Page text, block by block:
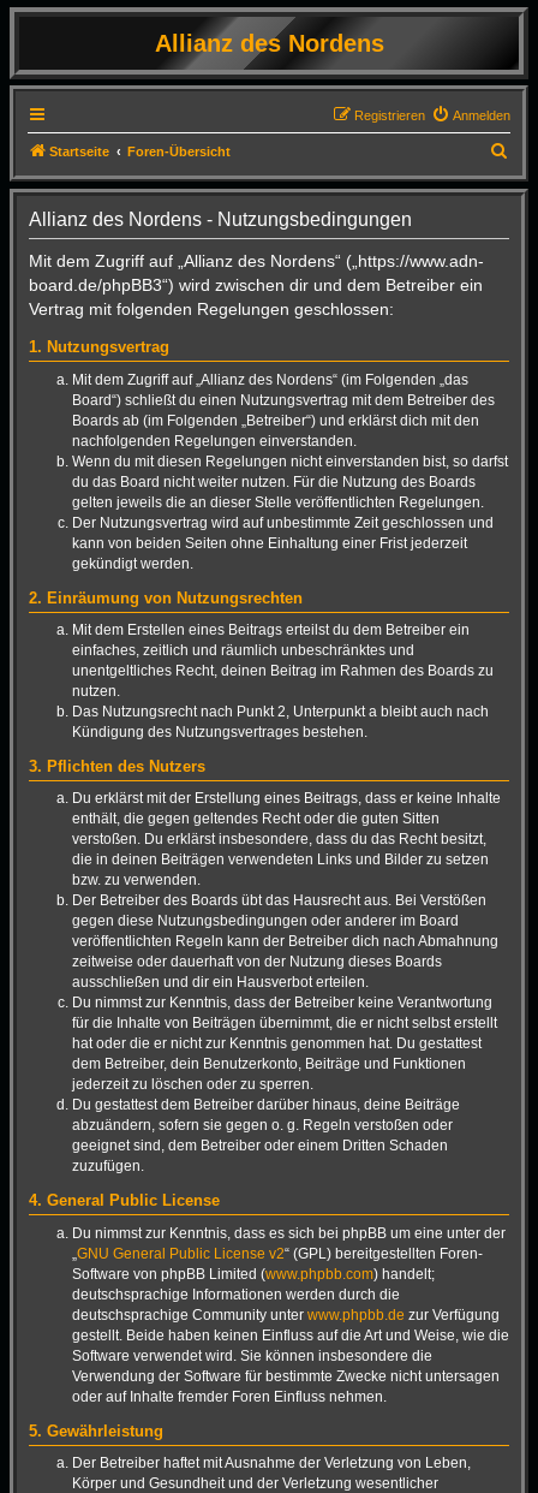
Allianz des Nordens
Anmelden
Registrieren
Startseite Foren-Übersicht
u
Allianz des Nordens - Nutzungsbedingungen
Mit dem Zugriff auf „Allianz des Nordens“ („https://www.adn-
board.de/phpBB3“) wird zwischen dir und dem Betreiber ein
Vertrag mit folgenden Regelungen geschlossen:
1. Nutzungsvertrag
Mit dem Zugriff auf „Allianz des Nordens“ (im Folgenden „das
Board“) schließt du einen Nutzungsvertrag mit dem Betreiber des
Boards ab (im Folgenden „Betreiber“) und erklärst dich mit den
nachfolgenden Regelungen einverstanden.
Wenn du mit diesen Regelungen nicht einverstanden bist, so darfst
du das Board nicht weiter nutzen. Für die Nutzung des Boards
gelten jeweils die an dieser Stelle veröffentlichten Regelungen.
Der Nutzungsvertrag wird auf unbestimmte Zeit geschlossen und
kann von beiden Seiten ohne Einhaltung einer Frist jederzeit
gekündigt werden.
2. Einräumung von Nutzungsrechten
Mit dem Erstellen eines Beitrags erteilst du dem Betreiber ein
einfaches, zeitlich und räumlich unbeschränktes und
unentgeltliches Recht, deinen Beitrag im Rahmen des Boards zu
nutzen.
Das Nutzungsrecht nach Punkt 2, Unterpunkt a bleibt auch nach
Kündigung des Nutzungsvertrages bestehen.
3. Pflichten des Nutzers
Du erklärst mit der Erstellung eines Beitrags, dass er keine Inhalte
enthält, die gegen geltendes Recht oder die guten Sitten
verstoßen. Du erklärst insbesondere, dass du das Recht besitzt,
die in deinen Beiträgen verwendeten Links und Bilder zu setzen
bzw. zu verwenden.
Der Betreiber des Boards übt das Hausrecht aus. Bei Verstößen
gegen diese Nutzungsbedingungen oder anderer im Board
veröffentlichten Regeln kann der Betreiber dich nach Abmahnung
zeitweise oder dauerhaft von der Nutzung dieses Boards
ausschließen und dir ein Hausverbot erteilen.
Du nimmst zur Kenntnis, dass der Betreiber keine Verantwortung
für die Inhalte von Beiträgen übernimmt, die er nicht selbst erstellt
hat oder die er nicht zur Kenntnis genommen hat. Du gestattest
dem Betreiber, dein Benutzerkonto, Beiträge und Funktionen
jederzeit zu löschen oder zu sperren.
Du gestattest dem Betreiber darüber hinaus, deine Beiträge
abzuändern, sofern sie gegen o. g. Regeln verstoßen oder
geeignet sind, dem Betreiber oder einem Dritten Schaden
zuzufügen.
4. General Public License
Du nimmst zur Kenntnis, dass es sich bei phpBB um eine unter der
GNU General Public License v2“ (GPL) bereitgestellten Foren-
Software von phpBB Limited (www.phpbb.com) handelt;
deutschsprachige Informationen werden durch die
deutschsprachige Community unter www.phpbb.de zur Verfügung
gestellt. Beide haben keinen Einfluss auf die Art und Weise, wie die
Software verwendet wird. Sie können insbesondere die
Verwendung der Software für bestimmte Zwecke nicht untersagen
oder auf Inhalte fremder Foren Einfluss nehmen.
5. Gewährleistung
Der Betreiber haftet mit Ausnahme der Verletzung von Leben,
Körper und Gesundheit und der Verletzung wesentlicher